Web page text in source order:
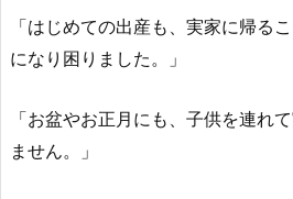
「はじめての出産も、実家に帰る
になり困りました。」
「お盆やお正月にも、子供を連れ
ません。」